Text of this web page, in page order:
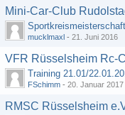
Mini-Car-Club
mucklmaxl - 21. Juni 2016
VFR Rüsselsheim Rc-
Training 21.01/
FSchimm - 20. Januar 2017
RMSC Rüsselsheim